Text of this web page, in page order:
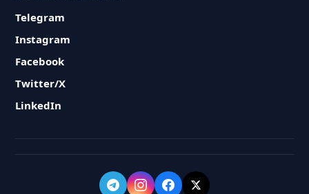
Telegram
Instagram
Facebook
Twitter/X
LinkedIn